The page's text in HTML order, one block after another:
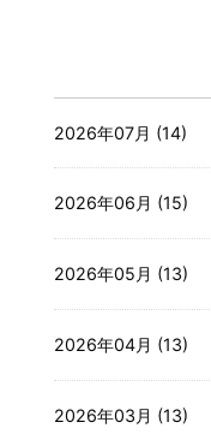
2026年07月 (14)
2026年06月 (15)
2026年05月 (13)
2026年04月 (13)
2026年03月 (13)